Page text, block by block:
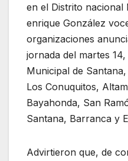
en el Distrito nacional
enrique González
organizaciones
jornada del martes
Municipal de
Los Conuquitos,
Bayahonda, San
Santana, Barranca y
Advirtieron que, de